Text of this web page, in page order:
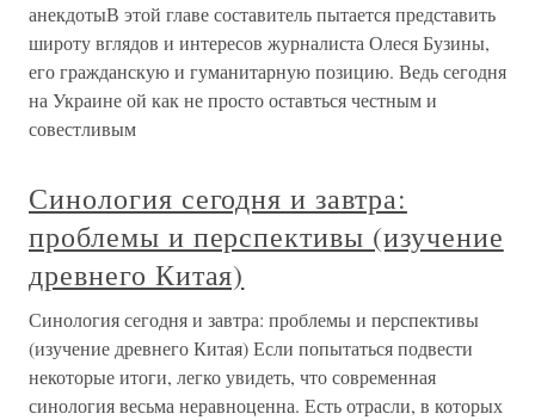
анекдотыВ этой главе составитель пытается представить
широту вглядов и интересов журналиста Олеся Бузины,
его гражданскую и гуманитарную позицию. Ведь сегодня
на Украине ой как не просто оставться честным и
совестливым
Синология сегодня и завтра:
проблемы и перспективы (изучение
древнего Китая)
Синология сегодня и завтра: проблемы и перспективы
(изучение древнего Китая) Если попытаться подвести
некоторые итоги, легко увидеть, что современная
синология весьма неравноценна. Есть отрасли, в которых